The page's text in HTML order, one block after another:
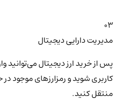
03
مدیریت دارایی دیجیتال
پس از خرید ارز دیجیتال می‌توانید
کاربری شوید و رمزارزهای موجود
منتقل کنید.